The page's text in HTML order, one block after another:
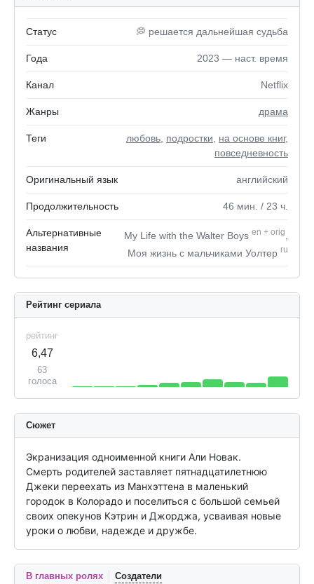
Статус 💭 решается дальнейшая судьба
Года 2023 — наст. время
Канал Netflix
Жанры драма
Теги любовь подростки на основе книг,
повседневность
Оригинальный язык английский
Продолжительность 46 мин. / 23 ч.
Альтернативные
названия
My Life with the Walter Boys en + orig
Моя жизнь с мальчиками Уолтер ru
Рейтинг сериала
рейтинг
6,47
63
голоса
Сюжет
Экранизация одноименной книги Али Новак.
Смерть родителей заставляет пятнадцатилетнюю
Джеки переехать из Манхэттена в маленький
городок в Колорадо и поселиться с большой семьей
своих опекунов Кэтрин и Джорджа, усваивая новые
уроки о любви, надежде и дружбе.
В главных ролях Создатели